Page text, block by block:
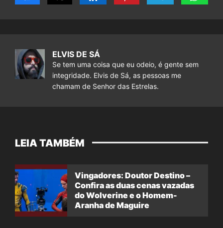
ELVIS DE SÁ
Se tem uma coisa que eu odeio, é gente sem
integridade. Elvis de Sá, as pessoas me
chamam de Senhor das Estrelas.
LEIA TAMBÉM
Vingadores: Doutor Destino –
Confira as duas cenas vazadas
do Wolverine e o Homem-
Aranha de Maguire